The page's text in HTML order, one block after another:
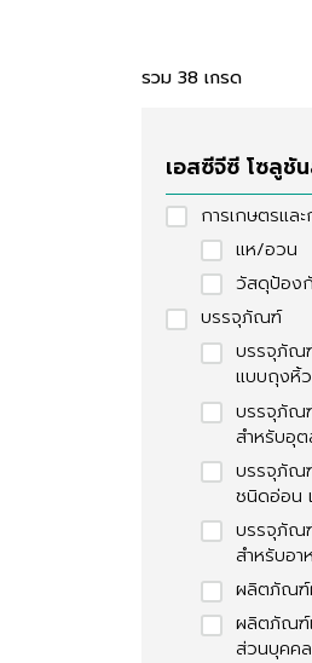
รวม 38 เกรด
เอสซีจีซี โซลูชั
การเกษตรแล
แห/อวน
วัสดุป้อง
บรรจุภัณฑ์
บรรจุภัณ
แบบถุงหิ้
บรรจุภัณ
สำหรับอุ
บรรจุภัณ
ชนิดอ่อน
บรรจุภัณ
สำหรับอา
ผลิตภัณฑ์
ผลิตภัณฑ์
ส่วนบุคคล